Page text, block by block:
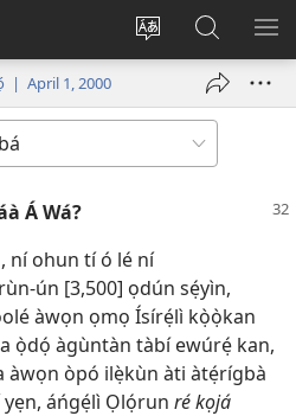
Yí
pa
Wọlé
(opens
Wa
JW.ORG
| April 1, 2000
Á Wá?
ní ohun tí ó lé ní
ún [3,500] ọdún sẹ́yìn,
àwọn ọmọ Ísírẹ́lì kọ̀ọ̀kan
ọ̀dọ́ àgùntàn tàbí ewúrẹ́ kan,
àwọn òpó ilẹ̀kùn àti àtẹ́rígbà
áńgẹ́lì Ọlọ́run ré kọjá